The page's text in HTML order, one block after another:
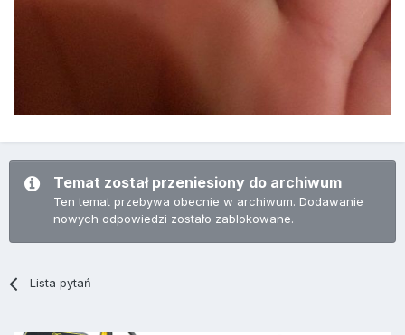
Temat został przeniesiony do archiwum
Ten temat przebywa obecnie w archiwum. Dodawanie
nowych odpowiedzi zostało zablokowane.
Lista pytań